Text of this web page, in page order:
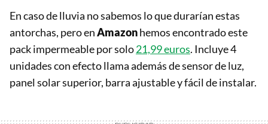
En caso de lluvia no sabemos lo que durarían estas
antorchas, pero enAmazonhemos encontrado este
pack impermeable por solo21,99 euros. Incluye 4
unidades con efecto llama además de sensor de luz,
panel solar superior, barra ajustable y fácil de instalar.